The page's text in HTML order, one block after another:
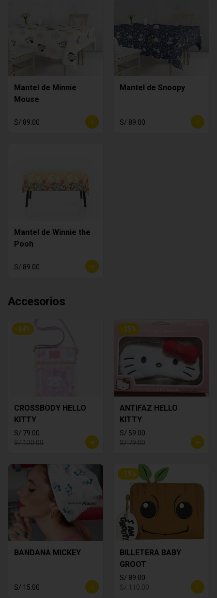
Mantel de Minnie
Mouse
S/ 89.00
Mantel de Snoopy
S/ 89.00
Mantel de Winnie the
Pooh
S/ 89.00
Accesorios
-34%
CROSSBODY HELLO
KITTY
S/ 79.00
S/ 120.00
-25%
ANTIFAZ HELLO
KITTY
S/ 59.00
S/ 79.00
BANDANA MICKEY
S/ 15.00
-19%
BILLETERA BABY
GROOT
S/ 89.00
S/ 110.00